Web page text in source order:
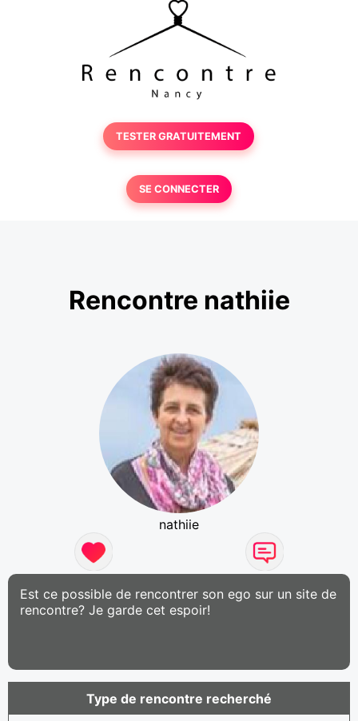
TESTER GRATUITEMENT
SE CONNECTER
Rencontre nathiie
nathiie
Est ce possible de rencontrer son ego sur un site de
rencontre? Je garde cet espoir!
Type de rencontre recherché